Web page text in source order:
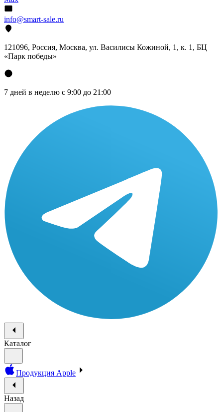
info@smart-sale.ru
121096, Россия, Москва, ул. Василисы Кожиной, 1, к. 1, БЦ
«Парк победы»
7 дней в неделю с 9:00 до 21:00
Каталог
Продукция Apple
Назад